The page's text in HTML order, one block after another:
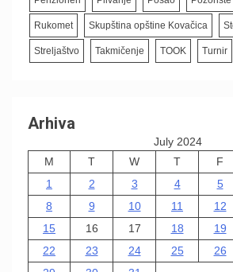
Rukomet Skupština opštine Kovačica
Streljaštvo Takmičenje TOOK Turnir
Arhiva
July 2024
M
T W T F
1
2 3 4 5
8
9 10 11 12
15
16 17 18 19
22
23 24 25 26